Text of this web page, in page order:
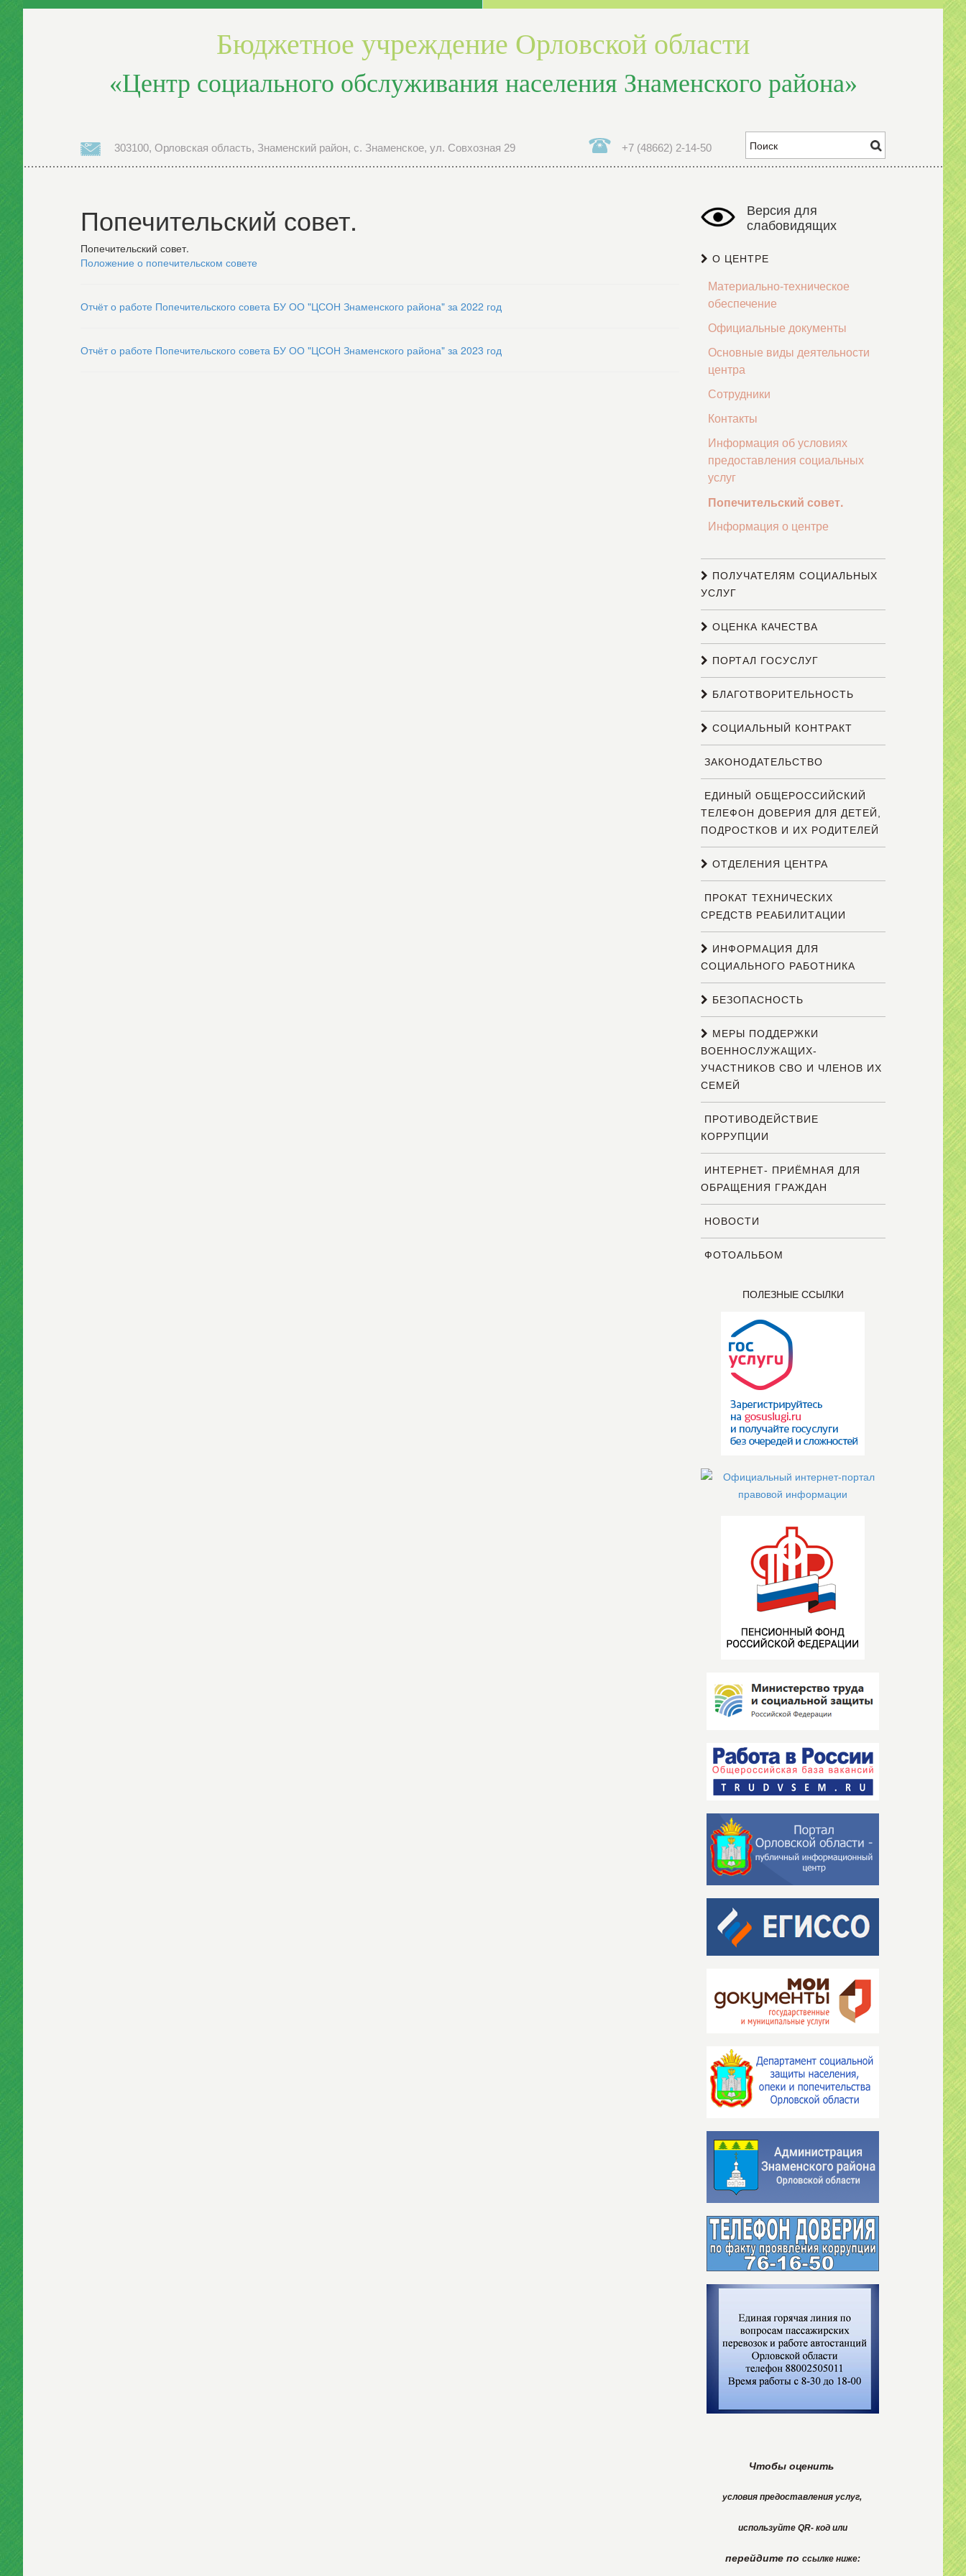
Бюджетное учреждение Орловской области
«Центр социального обслуживания населения Знаменского района»
303100, Орловская область, Знаменский район, с. Знаменское, ул. Совхозная 29 +7 (48662) 2-14-50
Попечительский совет.
Попечительский совет.
Положение о попечительском совете
Отчёт о работе Попечительского совета БУ ОО "ЦСОН Знаменского района" за 2022 год
Отчёт о работе Попечительского совета БУ ОО "ЦСОН Знаменского района" за 2023 год
Версия для
слабовидящих
О ЦЕНТРЕ
Материально-техническое
обеспечение
Официальные документы
Основные виды деятельности
центра
Сотрудники
Контакты
Информация об условиях
предоставления социальных
услуг
Попечительский совет.
Информация о центре
ПОЛУЧАТЕЛЯМ СОЦИАЛЬНЫХ
УСЛУГ
ОЦЕНКА КАЧЕСТВА
ПОРТАЛ ГОСУСЛУГ
БЛАГОТВОРИТЕЛЬНОСТЬ
СОЦИАЛЬНЫЙ КОНТРАКТ
ЗАКОНОДАТЕЛЬСТВО
ЕДИНЫЙ ОБЩЕРОССИЙСКИЙ
ТЕЛЕФОН ДОВЕРИЯ ДЛЯ ДЕТЕЙ,
ПОДРОСТКОВ И ИХ РОДИТЕЛЕЙ
ОТДЕЛЕНИЯ ЦЕНТРА
ПРОКАТ ТЕХНИЧЕСКИХ
СРЕДСТВ РЕАБИЛИТАЦИИ
ИНФОРМАЦИЯ ДЛЯ
СОЦИАЛЬНОГО РАБОТНИКА
БЕЗОПАСНОСТЬ
МЕРЫ ПОДДЕРЖКИ
ВОЕННОСЛУЖАЩИХ-
УЧАСТНИКОВ СВО И ЧЛЕНОВ ИХ
СЕМЕЙ
ПРОТИВОДЕЙСТВИЕ
КОРРУПЦИИ
ИНТЕРНЕТ- ПРИЁМНАЯ ДЛЯ
ОБРАЩЕНИЯ ГРАЖДАН
НОВОСТИ
ФОТОАЛЬБОМ
ПОЛЕЗНЫЕ ССЫЛКИ
Чтобы оценить
условия предоставления услуг,
используйтеQR- код или
перейдите поссылке ниже: